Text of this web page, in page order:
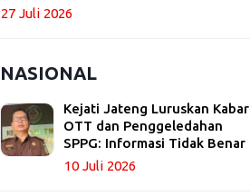
27 Juli 2026
NASIONAL
Kejati Jateng Luruskan Kabar
OTT dan Penggeledahan
SPPG: Informasi Tidak Benar
10 Juli 2026